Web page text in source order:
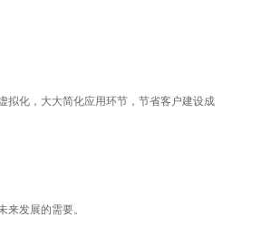
拟化，大大简化应用环节，节省客户建设成
发展的需要。